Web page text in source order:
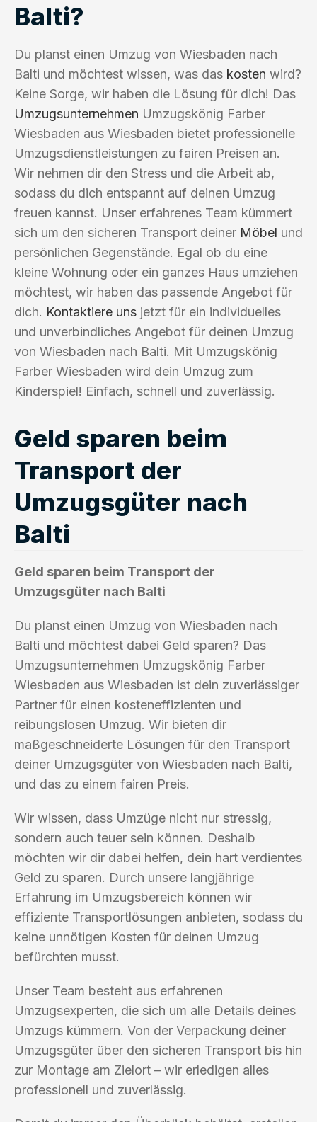
Balti?
Du planst einen Umzug von Wiesbaden nach
Balti und möchtest wissen, was das kosten wird?
Keine Sorge, wir haben die Lösung für dich! Das
Umzugsunternehmen Umzugskönig Farber
Wiesbaden aus Wiesbaden bietet professionelle
Umzugsdienstleistungen zu fairen Preisen an.
Wir nehmen dir den Stress und die Arbeit ab,
sodass du dich entspannt auf deinen Umzug
freuen kannst. Unser erfahrenes Team kümmert
sich um den sicheren Transport deiner Möbel und
persönlichen Gegenstände. Egal ob du eine
kleine Wohnung oder ein ganzes Haus umziehen
möchtest, wir haben das passende Angebot für
dich. Kontaktiere uns jetzt für ein individuelles
und unverbindliches Angebot für deinen Umzug
von Wiesbaden nach Balti. Mit Umzugskönig
Farber Wiesbaden wird dein Umzug zum
Kinderspiel! Einfach, schnell und zuverlässig.
Geld sparen beim
Transport der
Umzugsgüter nach
Balti
Geld sparen beim Transport der
Umzugsgüter nach Balti
Du planst einen Umzug von Wiesbaden nach
Balti und möchtest dabei Geld sparen? Das
Umzugsunternehmen Umzugskönig Farber
Wiesbaden aus Wiesbaden ist dein zuverlässiger
Partner für einen kosteneffizienten und
reibungslosen Umzug. Wir bieten dir
maßgeschneiderte Lösungen für den Transport
deiner Umzugsgüter von Wiesbaden nach Balti,
und das zu einem fairen Preis.
Wir wissen, dass Umzüge nicht nur stressig,
sondern auch teuer sein können. Deshalb
möchten wir dir dabei helfen, dein hart verdientes
Geld zu sparen. Durch unsere langjährige
Erfahrung im Umzugsbereich können wir
effiziente Transportlösungen anbieten, sodass du
keine unnötigen Kosten für deinen Umzug
befürchten musst.
Unser Team besteht aus erfahrenen
Umzugsexperten, die sich um alle Details deines
Umzugs kümmern. Von der Verpackung deiner
Umzugsgüter über den sicheren Transport bis hin
zur Montage am Zielort – wir erledigen alles
professionell und zuverlässig.